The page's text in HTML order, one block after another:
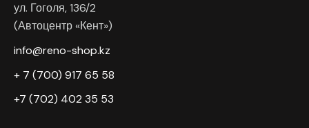
ул. Гоголя, 136/2
(Автоцентр «Кент»)
info@reno-shop.kz
+ 7 (700) 917 65 58
+7 (702) 402 35 53